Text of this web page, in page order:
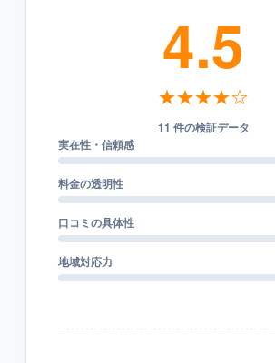
4.5
★★★★☆
11 件の検証データ
実在性・信頼感
料金の透明性
口コミの具体性
地域対応力